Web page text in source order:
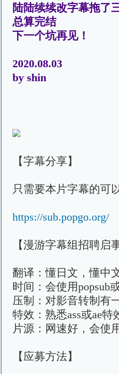
陆陆续续改字幕拖了
总算完结
下一个坑再见！
2020.08.03
by shin
【字幕分享】
只需要本片字幕的可
https://sub.popgo.org/
【漫游字幕组招聘启
翻译：懂日文，懂中
时间：会使用popsub
压制：对影音转制有
特效：熟悉ass或ae特
片源：网速好，会使
【应募方法】